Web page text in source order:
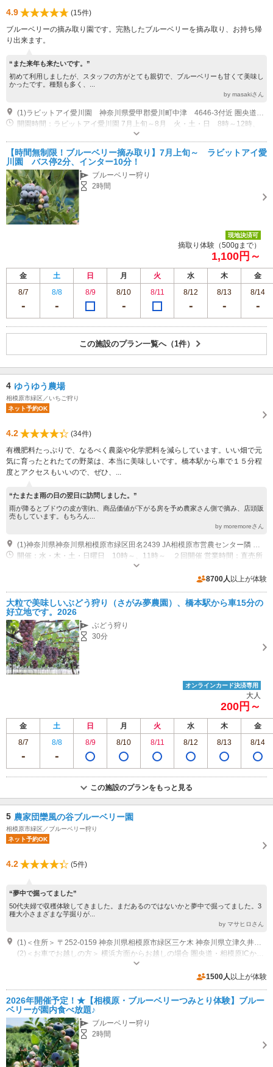
4.9
(15件)
ブルーベリーの摘み取り園です。完熟したブルーベリーを摘み取り、お持ち帰
り出来ます。
“また来年も来たいです。”
初めて利用しましたが、スタッフの方がとても親切で、ブルーベリーも甘くて美味し
かったです。種類も多く、...
by masakiさん
(1)ラビットアイ愛川園 神奈川県愛甲郡愛川町中津 4646-3付近 圏央道 県央厚木、相模原愛川 どちらのICも出てから10分位 国道129号 山際交差点から県道65号に入り1.5ｋｍ
開園時間：ラビットアイ愛川園 7月上旬～8月 火・土・日 8時～12時、
15時～17時 早朝（5時30分～8時）は予約で対応
【時間無制限！ブルーベリー摘み取り】7月上旬～ ラビットアイ愛
川園 バス停2分、インター10分！
ブルーベリー狩り
2時間
現地決済可
摘取り体験（500gまで）
1,100円～
金 土 日 月 火 水 木
金
8/7
8/8 8/9 8/10 8/11 8/12 8/13 8/14
この施設のプラン一覧へ（1件）
4 ゆうゆう農場
相模原市緑区／いちご狩り
ネット予約OK
4.2
(34件)
有機肥料たっぷりで、なるべく農薬や化学肥料を減らしています。いい畑で元
気に育ったとれたての野菜は、本当に美味しいです。橋本駅から車で１５分程
度とアクセスもいいので、ぜひ、...
“たまたま雨の日の翌日に訪問しました。”
雨が降るとブドウの皮が割れ、商品価値が下がる房を予め農家さん側で摘み、店頭販
売もしています。もちろん...
by moremoreさん
(1)神奈川県神奈川県相模原市緑区田名2439 JA相模原市営農センター隣 バス停「榎戸」徒歩10分 （神奈川中央交通 橋57 橋本駅南口→望地キャンプ場）
開催：水・木・土・日曜日 10時～、11時～ ２回開催 営業時間：直売所
専用駐車場あり（無料）8台 畑に寄せて停められます。 8700人 以上が体験
大粒で美味しいぶどう狩り（さがみ夢農園）、橋本駅から車15分の
好立地です。2026
ぶどう狩り
30分
オンラインカード決済専用
大人
200円～
金 土 日 月 火 水 木
金
8/7
8/8 8/9 8/10 8/11 8/12 8/13 8/14
この施設のプランをもっと見る
5 農家団欒風の谷ブルーベリー園
相模原市緑区／ブルーベリー狩り
ネット予約OK
4.2 (5件)
“夢中で掘ってました”
50代夫婦で収穫体験してきました。まだあるのではないかと夢中で掘ってました。3
種大小さまざまな芋掘りが...
by マサヒロさん
(1)＜住所＞ 〒252-0159 神奈川県相模原市緑区三ケ木 神奈川県立津久井高等学校近く
1500人 以上が体験
2026年開催予定！★【相模原・ブルーベリーつみとり体験】ブルー
ベリーが園内食べ放題♪
ブルーベリー狩り
2時間